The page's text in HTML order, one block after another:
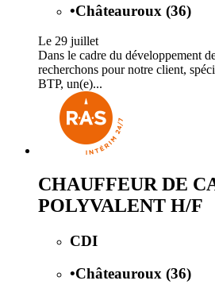
•Châteauroux (36)
Le 29 juillet
Dans le cadre du développement
recherchons pour notre client,
BTP, un(e)...
CHAUFFEUR DE
POLYVALENT H/F
CDI
•Châteauroux (36)